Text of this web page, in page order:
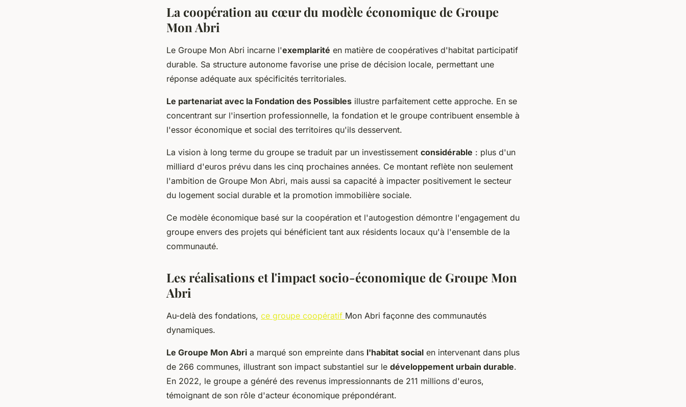
La coopération au cœur du modèle économique de Groupe
Mon Abri
Le Groupe Mon Abri incarne l'exemplarité en matière de coopératives d'habitat participatif
durable. Sa structure autonome favorise une prise de décision locale, permettant une
réponse adéquate aux spécificités territoriales.
Le partenariat avec la Fondation des Possibles illustre parfaitement cette approche. En se
concentrant sur l'insertion professionnelle, la fondation et le groupe contribuent ensemble à
l'essor économique et social des territoires qu'ils desservent.
La vision à long terme du groupe se traduit par un investissement considérable : plus d'un
milliard d'euros prévu dans les cinq prochaines années. Ce montant reflète non seulement
l'ambition de Groupe Mon Abri, mais aussi sa capacité à impacter positivement le secteur
du logement social durable et la promotion immobilière sociale.
Ce modèle économique basé sur la coopération et l'autogestion démontre l'engagement du
groupe envers des projets qui bénéficient tant aux résidents locaux qu'à l'ensemble de la
communauté.
Les réalisations et l'impact socio-économique de Groupe Mon
Abri
Au-delà des fondations, ce groupe coopératif Mon Abri façonne des communautés
dynamiques.
Le Groupe Mon Abri a marqué son empreinte dans l'habitat social en intervenant dans plus
de 266 communes, illustrant son impact substantiel sur le développement urbain durable.
En 2022, le groupe a généré des revenus impressionnants de 211 millions d'euros,
témoignant de son rôle d'acteur économique prépondérant.